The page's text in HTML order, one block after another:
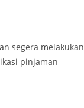
segera
pinjaman